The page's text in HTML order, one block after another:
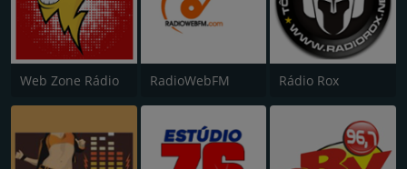
Web Zone Rádio RadioWebFM Rádio Rox